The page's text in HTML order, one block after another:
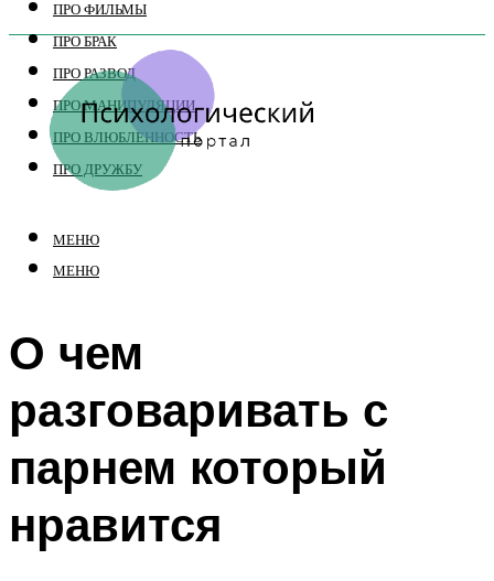
ПРО ФИЛЬМЫ
ПРО БРАК
ПРО РАЗВОД
ПРО МАНИПУЛЯЦИИ
ПРО ВЛЮБЛЕННОСТЬ
ПРО ДРУЖБУ
МЕНЮ
МЕНЮ
О чем
разговаривать с
парнем который
нравится